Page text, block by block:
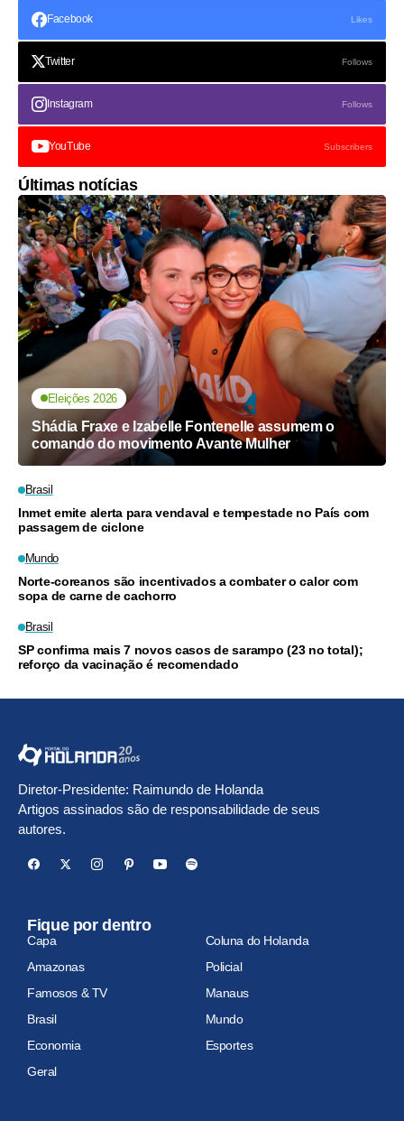
Facebook Likes
Twitter Follows
Instagram Follows
YouTube Subscribers
Últimas notícias
Eleições 2026
Shádia Fraxe e Izabelle Fontenelle assumem o
comando do movimento Avante Mulher
Brasil
Inmet emite alerta para vendaval e tempestade no País com
passagem de ciclone
Mundo
Norte-coreanos são incentivados a combater o calor com
sopa de carne de cachorro
Brasil
SP confirma mais 7 novos casos de sarampo (23 no total);
reforço da vacinação é recomendado
Diretor-Presidente: Raimundo de Holanda
Artigos assinados são de responsabilidade de seus
autores.
Fique por dentro
Capa
Coluna do Holanda
Amazonas
Policial
Famosos & TV
Manaus
Brasil
Mundo
Economia
Esportes
Geral